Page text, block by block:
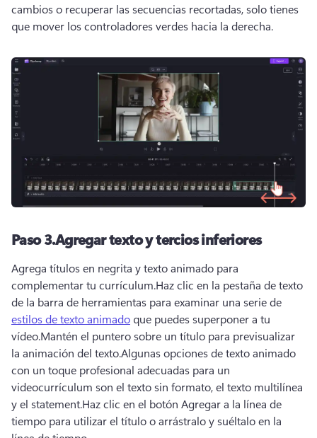
cambios o recuperar las secuencias recortadas, solo tienes
que mover los controladores verdes hacia la derecha.
Paso 3.Agregar texto y tercios inferiores
Agrega títulos en negrita y texto animado para
complementar tu currículum.Haz clic en la pestaña de texto
de la barra de herramientas para examinar una serie de
estilos de texto animado que puedes superponer a tu
vídeo.Mantén el puntero sobre un título para previsualizar
la animación del texto.Algunas opciones de texto animado
con un toque profesional adecuadas para un
videocurrículum son el texto sin formato, el texto multilínea
y el statement.Haz clic en el botón Agregar a la línea de
tiempo para utilizar el título o arrástralo y suéltalo en la